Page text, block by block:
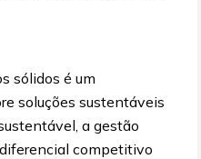
sólidos é um
soluções sustentáveis
a gestão
competitivo